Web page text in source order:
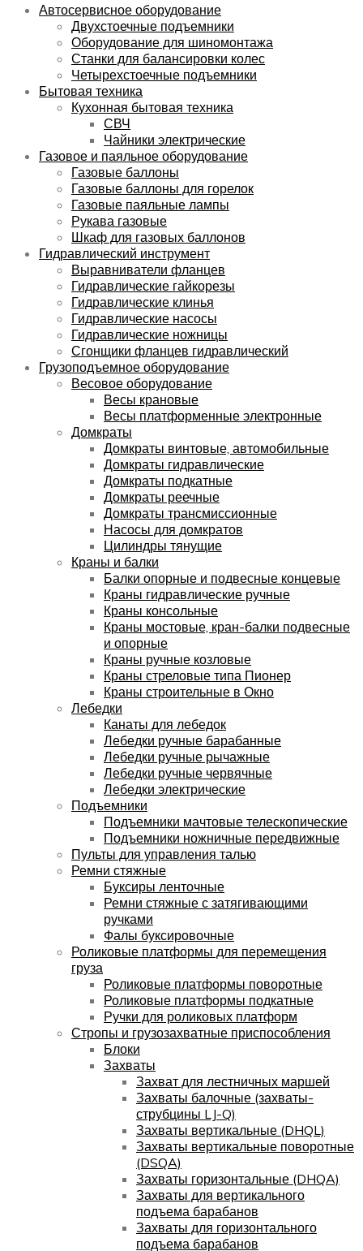
Автосервисное оборудование
Двухстоечные подъемники
Оборудование для шиномонтажа
Станки для балансировки колес
Четырехстоечные подъемники
Бытовая техника
Кухонная бытовая техника
СВЧ
Чайники электрические
Газовое и паяльное оборудование
Газовые баллоны
Газовые баллоны для горелок
Газовые паяльные лампы
Рукава газовые
Шкаф для газовых баллонов
Гидравлический инструмент
Выравниватели фланцев
Гидравлические гайкорезы
Гидравлические клинья
Гидравлические насосы
Гидравлические ножницы
Сгонщики фланцев гидравлический
Грузоподъемное оборудование
Весовое оборудование
Весы крановые
Весы платформенные электронные
Домкраты
Домкраты винтовые, автомобильные
Домкраты гидравлические
Домкраты подкатные
Домкраты реечные
Домкраты трансмиссионные
Насосы для домкратов
Цилиндры тянущие
Краны и балки
Балки опорные и подвесные концевые
Краны гидравлические ручные
Краны консольные
Краны мостовые, кран-балки подвесные
и опорные
Краны ручные козловые
Краны стреловые типа Пионер
Краны строительные в Окно
Лебедки
Канаты для лебедок
Лебедки ручные барабанные
Лебедки ручные рычажные
Лебедки ручные червячные
Лебедки электрические
Подъемники
Подъемники мачтовые телескопические
Подъемники ножничные передвижные
Пульты для управления талью
Ремни стяжные
Буксиры ленточные
Ремни стяжные с затягивающими
ручками
Фалы буксировочные
Роликовые платформы для перемещения
груза
Роликовые платформы поворотные
Роликовые платформы подкатные
Ручки для роликовых платформ
Стропы и грузозахватные приспособления
Блоки
Захваты
Захват для лестничных маршей
Захваты балочные (захваты-
струбцины LJ-Q)
Захваты вертикальные (DHQL)
Захваты вертикальные поворотные
(DSQA)
Захваты горизонтальные (DHQA)
Захваты для вертикального
подъема барабанов
Захваты для горизонтального
подъема барабанов